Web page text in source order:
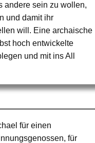
andere sein zu wollen,
und damit ihr
will. Eine archaische
hoch entwickelte
und mit ins All
für einen
für